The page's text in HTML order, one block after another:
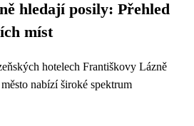
hledají posily: Přehled
míst
hotelech Františkovy Lázně
nabízí široké spektrum